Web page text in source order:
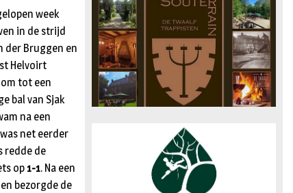
week
in de strijd
der Bruggen en
Helvoirt
tot een
bal van Sjak
na een
net eerder
redde de
op1-1. Na een
bezorgde de